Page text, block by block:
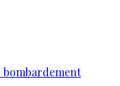
bombardement